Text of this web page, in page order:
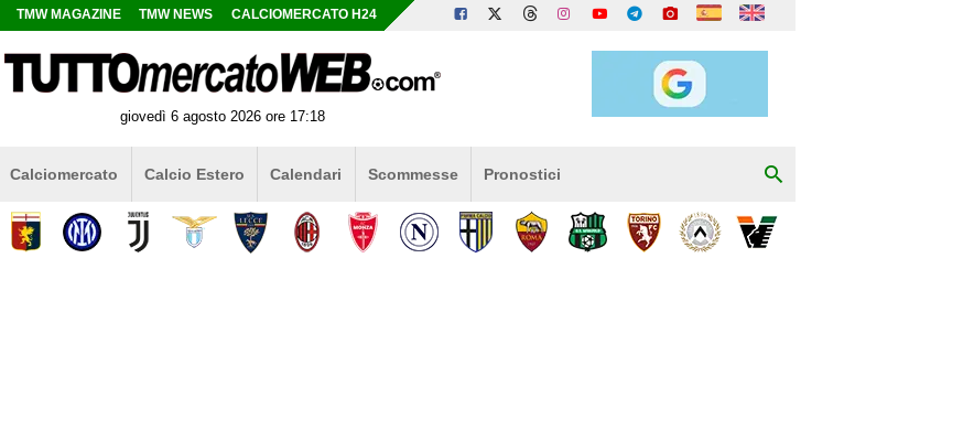
TMW MAGAZINE TMW NEWS CALCIOMERCATO H24
giovedì 6 agosto 2026 ore 17:18
Calciomercato Calcio Estero Calendari Scommesse Pronostici